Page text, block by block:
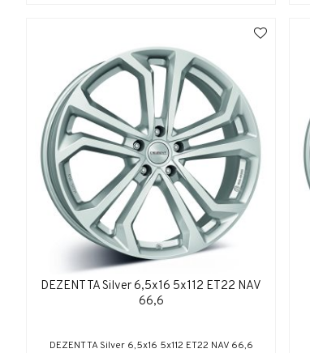
DEZENT TA Silver 6,5x16 5x112 ET22 NAV
66,6
DEZENT TA Silver 6,5x16 5x112 ET22 NAV 66,6